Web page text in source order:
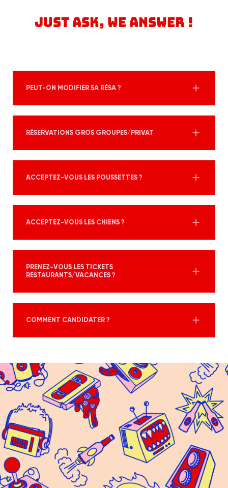
JUST ASK, WE ANSWER !
PEUT-ON MODIFIER SA RÉSA ?
RÉSERVATIONS GROS GROUPES/PRIVAT
ACCEPTEZ-VOUS LES POUSSETTES ?
ACCEPTEZ-VOUS LES CHIENS ?
PRENEZ-VOUS LES TICKETS
RESTAURANTS/VACANCES ?
COMMENT CANDIDATER ?